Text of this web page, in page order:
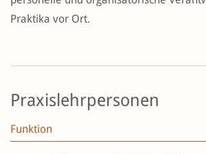
Praktika vor Ort.
Praxislehrpersonen
Funktion